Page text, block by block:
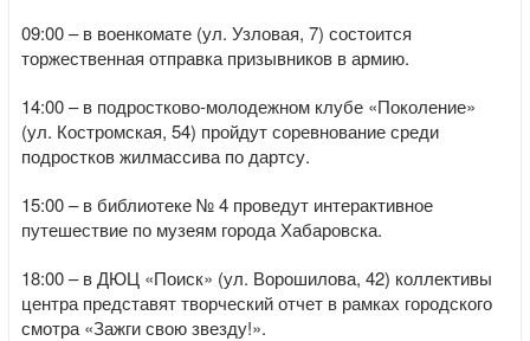
09:00 – в военкомате (ул. Узловая, 7) состоится
торжественная отправка призывников в армию.
14:00 – в подростково-молодежном клубе «Поколение»
(ул. Костромская, 54) пройдут соревнование среди
подростков жилмассива по дартсу.
15:00 – в библиотеке № 4 проведут интерактивное
путешествие по музеям города Хабаровска.
18:00 – в ДЮЦ «Поиск» (ул. Ворошилова, 42) коллективы
центра представят творческий отчет в рамках городского
смотра «Зажги свою звезду!».